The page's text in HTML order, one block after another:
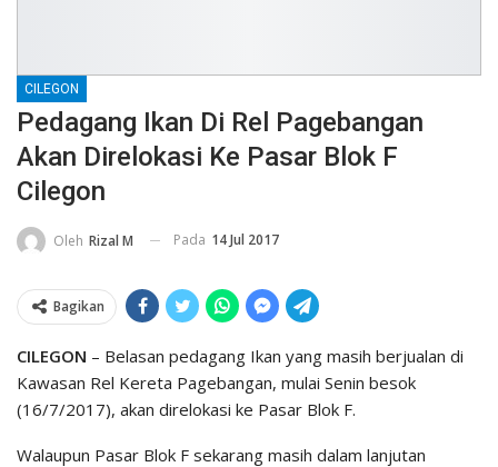
CILEGON
Pedagang Ikan Di Rel Pagebangan
Akan Direlokasi Ke Pasar Blok F
Cilegon
Oleh Rizal M Pada 14 Jul 2017
Bagikan
CILEGON – Belasan pedagang Ikan yang masih berjualan di
Kawasan Rel Kereta Pagebangan, mulai Senin besok
(16/7/2017), akan direlokasi ke Pasar Blok F.
Walaupun Pasar Blok F sekarang masih dalam lanjutan